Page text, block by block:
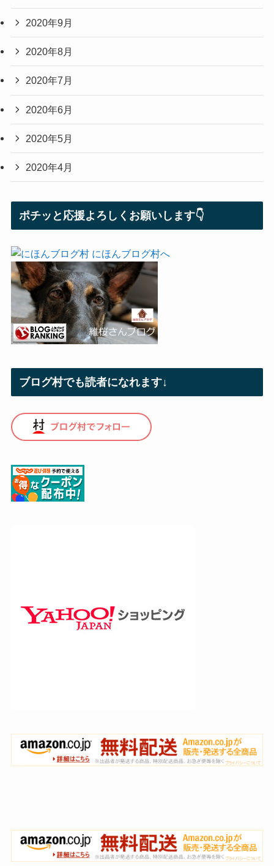
2020年9月
2020年8月
2020年7月
2020年6月
2020年5月
2020年4月
ポチッと応援よろしくお願いします👇
ブログ村でも読者になれます↓